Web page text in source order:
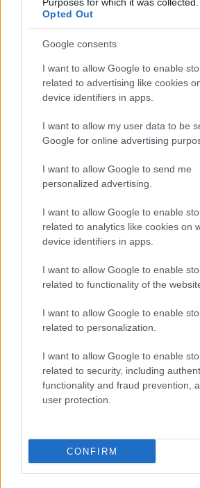
Opted Out
Google consents
I want to allow Google to enable
related to advertising like cookies
device identifiers in apps.
I want to allow my user data to be
Google for online advertising
I want to allow Google to send me
personalized advertising.
I want to allow Google to enable
related to analytics like cookies on
device identifiers in apps.
I want to allow Google to enable
related to functionality of the
I want to allow Google to enable
related to personalization.
I want to allow Google to enable
related to security, including
functionality and fraud prevention,
user protection.
CONFIRM
A közlekedés mérföldkövei
A világ legveszélyesebb
Közép-Mediterrán útvonal, A
Indiai-óceáni út
Manaus: a dzsungel szívének városa
Magyarország rejtett
Mik alakítják a gondolkodásod?
torzítások